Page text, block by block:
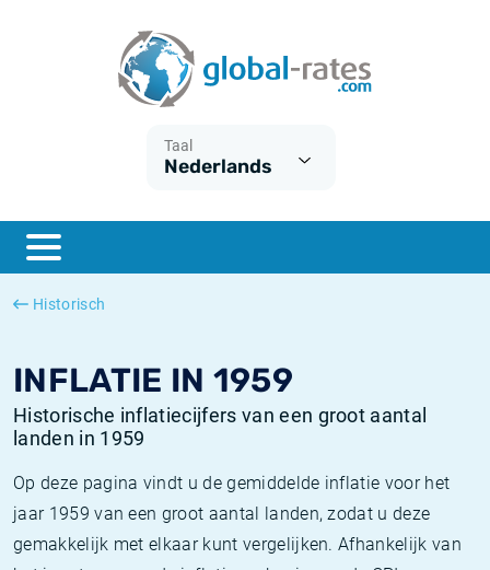
Taal
Nederlands
Historisch
INFLATIE IN 1959
Historische inflatiecijfers van een groot aantal
landen in 1959
Op deze pagina vindt u de gemiddelde inflatie voor het
jaar 1959 van een groot aantal landen, zodat u deze
gemakkelijk met elkaar kunt vergelijken. Afhankelijk van
ESTER
SONIA
Wat is CPI inflatie?
Wat is HICP inflatie?
Nederlandse inflatie - CPI
Amerikaanse inflatie - CPI
Euribor historie
SOFR historie
TONAR historie
Inflatiecalculator